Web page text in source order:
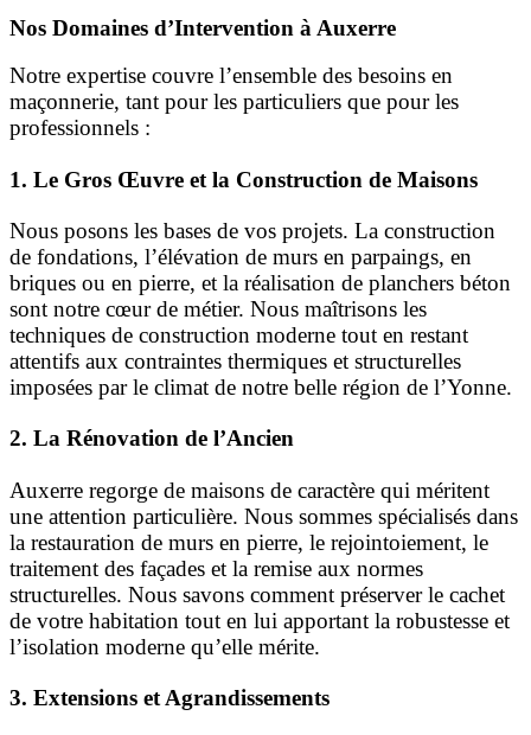
Nos Domaines d’Intervention à Auxerre
Notre expertise couvre l’ensemble des besoins en
maçonnerie, tant pour les particuliers que pour les
professionnels :
1. Le Gros Œuvre et la Construction de Maisons
Nous posons les bases de vos projets. La construction
de fondations, l’élévation de murs en parpaings, en
briques ou en pierre, et la réalisation de planchers béton
sont notre cœur de métier. Nous maîtrisons les
techniques de construction moderne tout en restant
attentifs aux contraintes thermiques et structurelles
imposées par le climat de notre belle région de l’Yonne.
2. La Rénovation de l’Ancien
Auxerre regorge de maisons de caractère qui méritent
une attention particulière. Nous sommes spécialisés dans
la restauration de murs en pierre, le rejointoiement, le
traitement des façades et la remise aux normes
structurelles. Nous savons comment préserver le cachet
de votre habitation tout en lui apportant la robustesse et
l’isolation moderne qu’elle mérite.
3. Extensions et Agrandissements